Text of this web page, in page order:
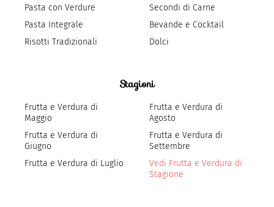
Pasta con Verdure
Pasta Integrale
Risotti Tradizionali
Secondi di Carne
Bevande e Cocktail
Dolci
Stagioni
Frutta e Verdura di
Maggio
Frutta e Verdura di
Giugno
Frutta e Verdura di Luglio
Frutta e Verdura di
Agosto
Frutta e Verdura di
Settembre
Vedi Frutta e Verdura di
Stagione